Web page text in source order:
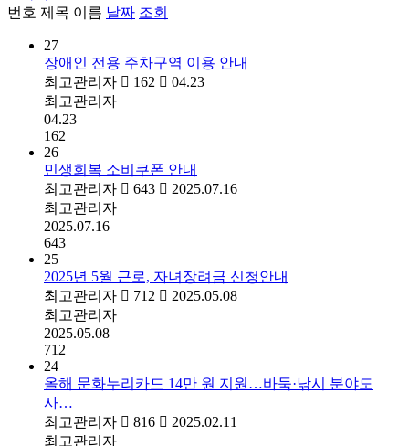
번호 제목 이름 날짜 조회
27
장애인 전용 주차구역 이용 안내
최고관리자
162
04.23
최고관리자
04.23
162
26
민생회복 소비쿠폰 안내
최고관리자
643
2025.07.16
최고관리자
2025.07.16
643
25
2025년 5월 근로, 자녀장려금 신청안내
최고관리자
712
2025.05.08
최고관리자
2025.05.08
712
24
올해 문화누리카드 14만 원 지원…바둑·낚시 분야도
사…
최고관리자
816
2025.02.11
최고관리자